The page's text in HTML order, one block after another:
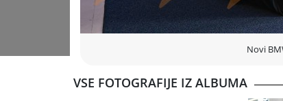
Novi
VSE FOTOGRAFIJE IZ ALBUMA